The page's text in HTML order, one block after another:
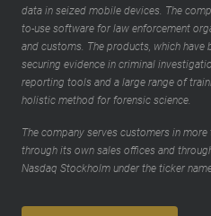
data in seized mobile devices. The
to-use software for law enforcement
and customs. The products, which
securing evidence in criminal
reporting tools and a large range of
holistic method for forensic science.
The company serves customers in
through its own sales offices and
Nasdaq Stockholm under the ticker